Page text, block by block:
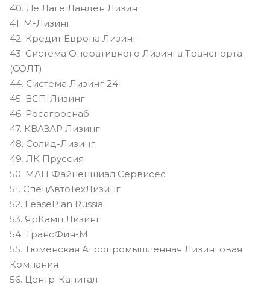
40. Де Лаге Ланден Лизинг
41. М-Лизинг
42. Кредит Европа Лизинг
43. Система Оперативного Лизинга Транспорта
(СОЛТ)
44. Система Лизинг 24
45. ВСП-Лизинг
46. Росагроснаб
47. КВАЗАР Лизинг
48. Солид-Лизинг
49. ЛК Пруссия
50. МАН Файненшиал Сервисес
51. СпецАвтоТехЛизинг
52. LeasePlan Russia
53. ЯрКамп Лизинг
54. ТрансФин-М
55. Тюменская Агропромышленная Лизинговая
Компания
56. Центр-Капитал